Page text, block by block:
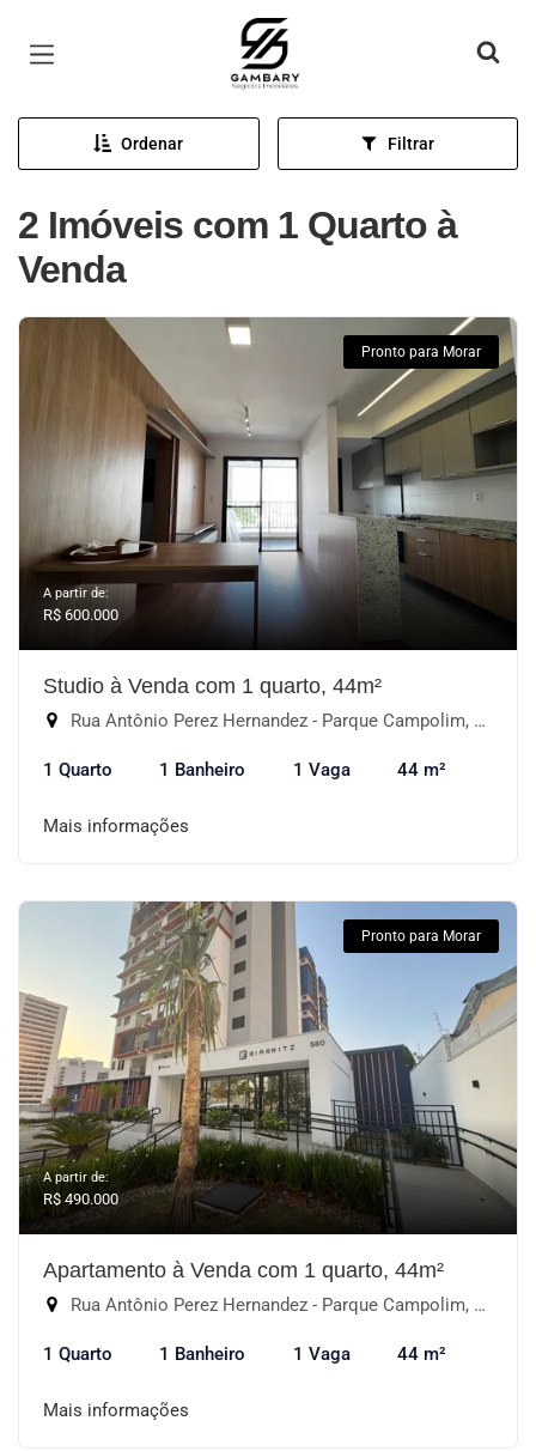
Página inicial
Ordenar Filtrar
2 Imóveis com 1 Quarto à
Venda
Pronto para Morar
A partir de:
R$ 600.000
Studio à Venda com 1 quarto, 44m²
Rua Antônio Perez Hernandez - Parque Campolim, Sorocaba-SP
1 Quarto 1 Banheiro 1 Vaga 44 m²
Mais informações
Pronto para Morar
A partir de:
R$ 490.000
Apartamento à Venda com 1 quarto, 44m²
Rua Antônio Perez Hernandez - Parque Campolim, Sorocaba-SP
1 Quarto 1 Banheiro 1 Vaga 44 m²
Mais informações